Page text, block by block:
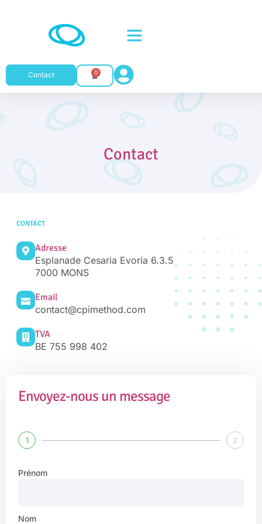
Contact 0
Contact
CONTACT
Adresse
Esplanade Cesaria Evoria 6.3.5
7000 MONS
Email
contact@cpimethod.com
TVA
BE 755 998 402
Envoyez-nous un message
1 2
Prénom
Nom